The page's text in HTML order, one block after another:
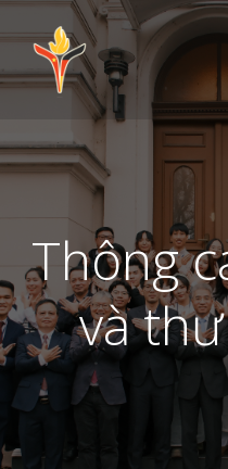
Thông
và